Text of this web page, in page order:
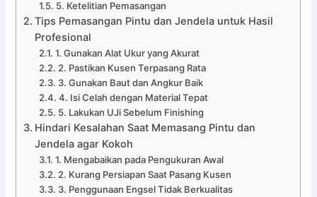
5. Ketelitian Pemasangan
Tips Pemasangan Pintu dan Jendela untuk Hasil
Profesional
1. Gunakan Alat Ukur yang Akurat
2. Pastikan Kusen Terpasang Rata
3. Gunakan Baut dan Angkur Baik
4. Isi Celah dengan Material Tepat
5. Lakukan UJi Sebelum Finishing
Hindari Kesalahan Saat Memasang Pintu dan
Jendela agar Kokoh
1. Mengabaikan pada Pengukuran Awal
2. Kurang Persiapan Saat Pasang Kusen
3. Penggunaan Engsel Tidak Berkualitas